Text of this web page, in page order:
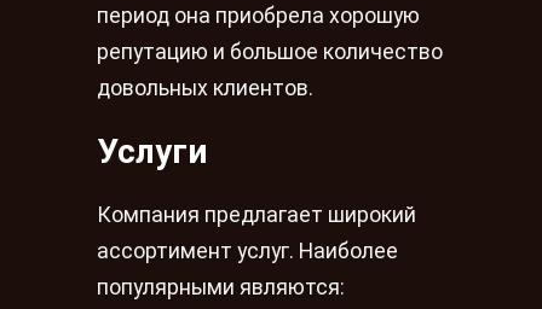
период она приобрела хорошую
репутацию и большое количество
довольных клиентов.
Услуги
Компания предлагает широкий
ассортимент услуг. Наиболее
популярными являются: